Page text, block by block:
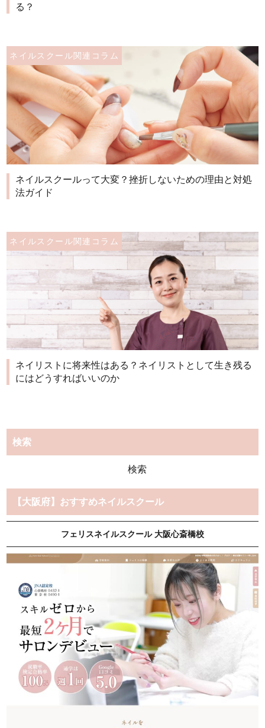
る？
ネイルスクール関連コラム
ネイルスクールって大変？挫折しないための理由と対処
法ガイド
ネイルスクール関連コラム
ネイリストに将来性はある？ネイリストとして生き残る
にはどうすればいいのか
検索
【大阪府】おすすめネイルスクール
フェリスネイルスクール 大阪心斎橋校